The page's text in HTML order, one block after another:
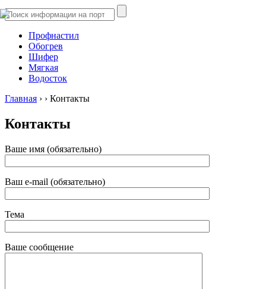
Профнастил
Обогрев
Шифер
Мягкая
Водосток
Главная › › Контакты
Контакты
Ваше имя (обязательно)
Ваш e-mail (обязательно)
Тема
Ваше сообщение